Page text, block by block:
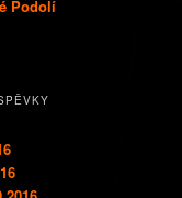
Podolí